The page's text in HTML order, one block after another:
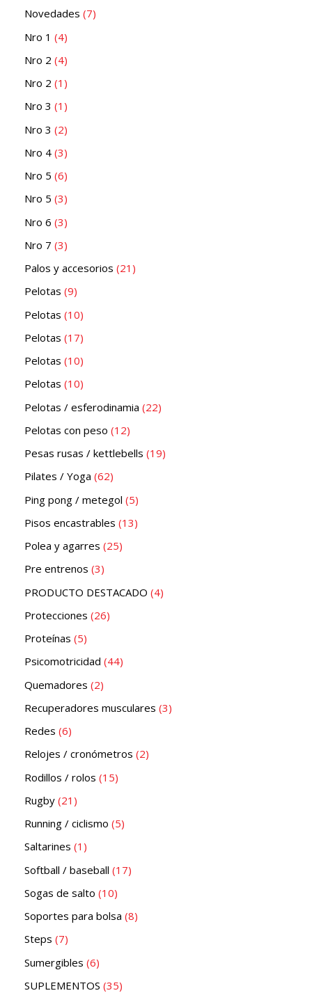
Novedades 7
Nro 1
4
Nro 2 4
Nro 2 1
Nro 3 1
Nro 3 2
Nro 4 3
Nro 5 6
Nro 5 3
Nro 6 3
Nro 7 3
Palos y accesorios 21
Pelotas 9
Pelotas 10
Pelotas 17
Pelotas 10
Pelotas 10
Pelotas / esferodinamia 22
Pelotas con peso 12
Pesas rusas / kettlebells 19
Pilates / Yoga 62
Ping pong / metegol 5
Pisos encastrables 13
Polea y agarres 25
Pre entrenos 3
PRODUCTO DESTACADO 4
Protecciones 26
Proteínas 5
Psicomotricidad 44
Quemadores 2
Recuperadores musculares 3
Redes 6
Relojes / cronómetros 2
Rodillos / rolos 15
Rugby 21
Running / ciclismo 5
Saltarines 1
Softball / baseball 17
Sogas de salto 10
Soportes para bolsa 8
Steps 7
Sumergibles 6
SUPLEMENTOS 35